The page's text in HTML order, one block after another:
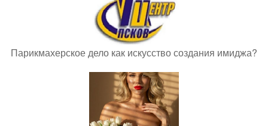
Парикмахерское дело как искусство создания имиджа?